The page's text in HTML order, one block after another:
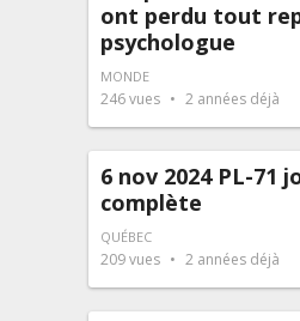
ont perdu tout
psychologue
MONDE
246vues 2 années déjà
6 nov 2024 PL-71
complète
QUÉBEC
209vues 2 années déjà